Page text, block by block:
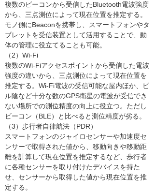
複数のビーコンから受信したBluetooth電波強度
から、三点測位によって現在位置を推定する。
モノ側にBeaconを携帯し、スマートフォンやタ
ブレットを受信装置として活用することで、動
体の管理に役立てることも可能。
（2）Wi-Fi
複数のWi-Fiアクセスポイントから受信した電波
強度の違いから、三点測位によって現在位置を
推定する。Wi-Fi電波の受信可能な屋内ほか、ビ
ル陰など十分な数のGPS衛星の電波が受信でき
ない場所での測位精度の向上に役立つ。ただし
ビーコン（BLE）と比べると測位精度が劣る。
（3）歩行者自律航法（PDR）
スマートフォンのジャイロセンサーや加速度セ
ンサーで取得された値から、移動向きや移動距
離を計算して現在位置を推定するなど、歩行者
に各種センサーを取り付けたデバイスを持た
せ、センサーから取得した値から現在位置を推
定する。